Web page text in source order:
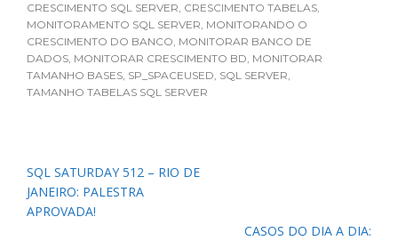
CRESCIMENTO SQL SERVER, CRESCIMENTO TABELAS,
MONITORAMENTO SQL SERVER, MONITORANDO O
CRESCIMENTO DO BANCO, MONITORAR BANCO DE
DADOS, MONITORAR CRESCIMENTO BD, MONITORAR
TAMANHO BASES, SP_SPACEUSED, SQL SERVER,
TAMANHO TABELAS SQL SERVER
Navegação
de
Post
SQL SATURDAY 512 – RIO DE
JANEIRO: PALESTRA
APROVADA!
CASOS DO DIA A DIA: